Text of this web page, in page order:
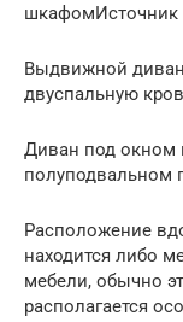
шкафомИсточник
Выдвижной диван
двуспальную
Диван под окном
полуподвальном
Расположение
находится либо
мебели, обычно
располагается